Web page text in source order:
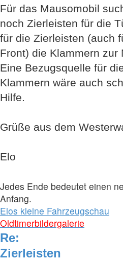
Für das Mausomobil
noch Zierleisten für die
für die Zierleisten (auch
Front) die Klammern zur
Eine Bezugsquelle für
Klammern wäre auch
Hilfe.
Grüße aus dem
Elo
Jedes Ende bedeutet einen
Anfang.
Elos kleine Fahrzeugschau
Oldtimerbildergalerie
Re:
Zierleisten